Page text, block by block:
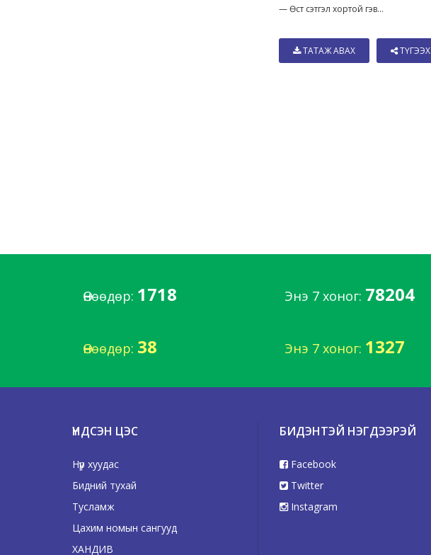
— Өст сэтгэл хортой гэв...
ТАТАЖ АВАХ ТҮГЭЭХ
Өнөөдөр: 1718 Энэ 7 хоног: 78204
Өнөөдөр: 38 Энэ 7 хоног: 1327
ҮНДСЭН ЦЭС
Нүүр хуудас
Бидний тухай
Тусламж
Цахим номын сангууд
ХАНДИВ
БИДЭНТЭЙ НЭГДЭЭРЭЙ
Facebook
Twitter
Instagram